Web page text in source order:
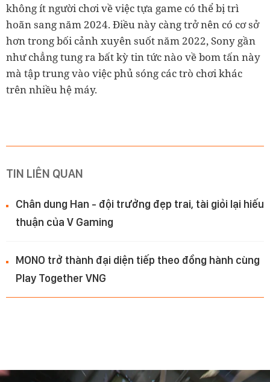
không ít người chơi về việc tựa game có thể bị trì
hoãn sang năm 2024. Điều này càng trở nên có cơ sở
hơn trong bối cảnh xuyên suốt năm 2022, Sony gần
như chẳng tung ra bất kỳ tin tức nào về bom tấn này
mà tập trung vào việc phủ sóng các trò chơi khác
trên nhiều hệ máy.
TIN LIÊN QUAN
Chân dung Han - đội trưởng đẹp trai, tài giỏi lại hiếu
thuận của V Gaming
MONO trở thành đại diện tiếp theo đồng hành cùng
Play Together VNG